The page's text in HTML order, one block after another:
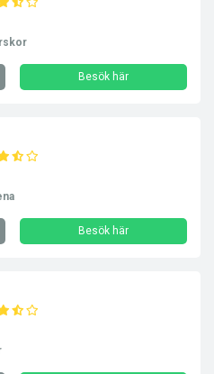
Besök här
Besök här